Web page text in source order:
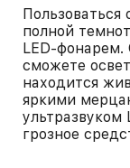
полной
LED-
сможете
находится
яркими
ультразвуком
грозное